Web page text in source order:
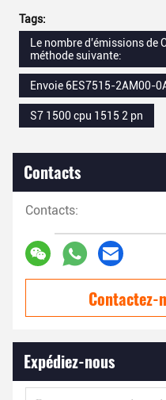
Tags:
Le nombre d'émissions de
méthode suivante:
Envoie 6ES7515-2AM00-
S7 1500 cpu 1515 2 pn
Contacts
Contacts:
Contactez-
Expédiez-nous